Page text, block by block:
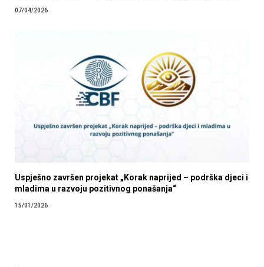
07/04/2026
Uspješno završen projekat „Korak naprijed – podrška djeci i
mladima u razvoju pozitivnog ponašanja“
15/01/2026